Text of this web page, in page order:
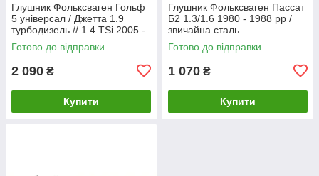
Глушник Фольксваген Гольф
5 універсал / Джетта 1.9
турбодизель // 1.4 TSi 2005 -
2010 рр Босал
Готово до відправки
2 090 ₴
Купити
Глушник Фольксваген Пассат
Б2 1.3/1.6 1980 - 1988 рр /
звичайна сталь
Готово до відправки
1 070 ₴
Купити